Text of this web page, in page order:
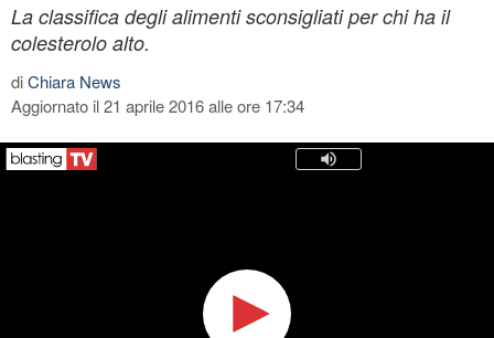
La classifica degli alimenti sconsigliati per chi ha il
colesterolo alto.
diChiara News
Aggiornato il 21 aprile 2016 alle ore 17:34